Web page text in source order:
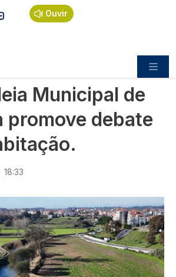
principal
Ouvir
estrutural
Política
de Estarreja promove
Municipal de
promove debate
18:33